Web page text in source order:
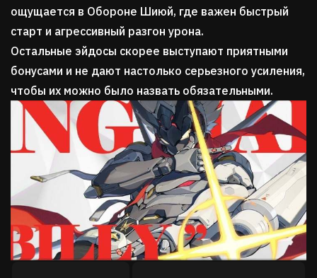
ощущается в Обороне Шиюй, где важен быстрый
старт и агрессивный разгон урона.
Остальные эйдосы скорее выступают приятными
бонусами и не дают настолько серьезного усиления,
чтобы их можно было назвать обязательными.